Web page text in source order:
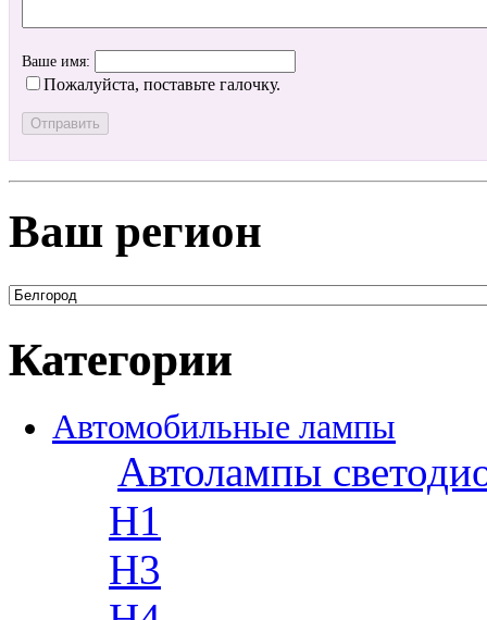
Ваше имя:
Пожалуйста, поставьте галочку.
Ваш регион
Категории
Автомобильные лампы
Автолампы
H1
H3